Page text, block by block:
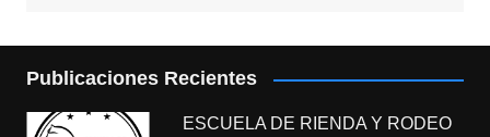
Publicaciones Recientes
ESCUELA DE RIENDA Y RODEO